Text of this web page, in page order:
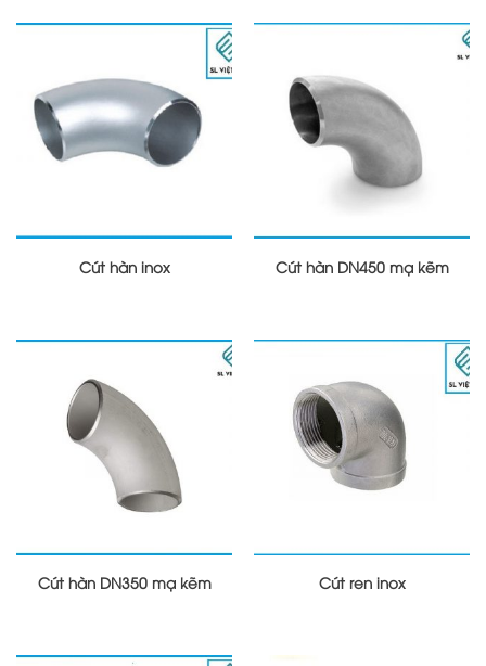
Cút hàn inox Cút hàn DN450 mạ kẽm
Cút hàn DN350 mạ kẽm Cút ren inox